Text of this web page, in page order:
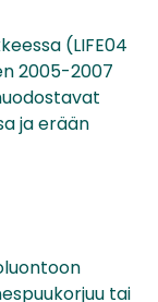
(LIFE04
2005-2007
ja erään
tai